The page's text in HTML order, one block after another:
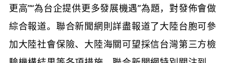
更高”“為台企提供更多發展機遇”為題，對發佈會做
綜合報道。聯合新聞網則詳盡報道了大陸台胞可參
加大陸社會保險、大陸海關可望採信台灣第三方檢